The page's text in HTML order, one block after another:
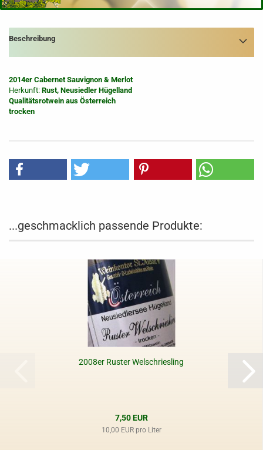
Beschreibung
2014er Cabernet Sauvignon & Merlot
Herkunft: Rust, Neusiedler Hügelland
Qualitätsrotwein aus Österreich
trocken
...geschmacklich passende Produkte:
2008er Ruster Welschriesling
7,50 EUR
10,00 EUR pro Liter